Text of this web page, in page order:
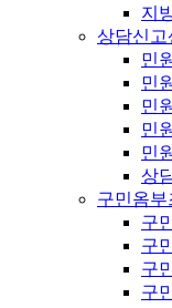
지
상담신고
민
민
민
민
민
상
구민옴부
구
구
구
구